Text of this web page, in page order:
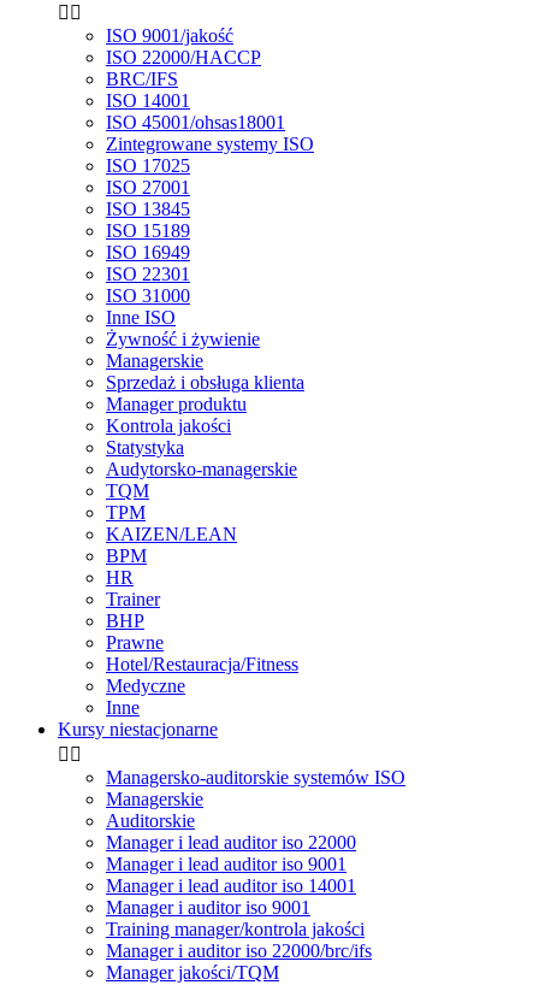
 
ISO 9001/jakość
ISO 22000/HACCP
BRC/IFS
ISO 14001
ISO 45001/ohsas18001
Zintegrowane systemy ISO
ISO 17025
ISO 27001
ISO 13845
ISO 15189
ISO 16949
ISO 22301
ISO 31000
Inne ISO
Żywność i żywienie
Managerskie
Sprzedaż i obsługa klienta
Manager produktu
Kontrola jakości
Statystyka
Audytorsko-managerskie
TQM
TPM
KAIZEN/LEAN
BPM
HR
Trainer
BHP
Prawne
Hotel/Restauracja/Fitness
Medyczne
Inne
Kursy niestacjonarne
 
Managersko-auditorskie systemów ISO
Managerskie
Auditorskie
Manager i lead auditor iso 22000
Manager i lead auditor iso 9001
Manager i lead auditor iso 14001
Manager i auditor iso 9001
Training manager/kontrola jakości
Manager i auditor iso 22000/brc/ifs
Manager jakości/TQM